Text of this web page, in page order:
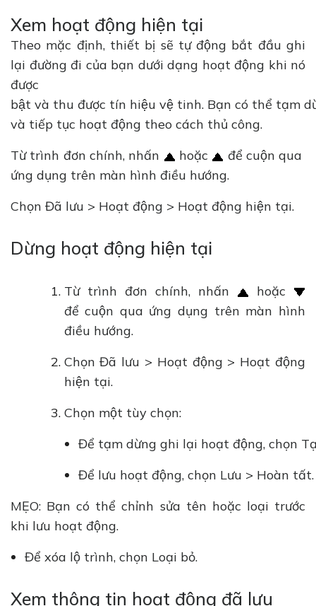
Xem hoạt động hiện tại
Theo mặc định, thiết bị sẽ tự động bắt đầu ghi
lại đường đi của bạn dưới dạng hoạt động khi nó
được
bật và thu được tín hiệu vệ tinh. Bạn có thể tạm
và tiếp tục hoạt động theo cách thủ công.
Từ trình đơn chính, nhấn
hoặc
để cuộn qua
ứng dụng trên màn hình điều hướng.
Chọn Đã lưu > Hoạt động > Hoạt động hiện tại.
Dừng hoạt động hiện tại
Từ trình đơn chính, nhấn
hoặc
để cuộn qua ứng dụng trên màn hình
điều hướng.
Chọn Đã lưu > Hoạt động > Hoạt động
hiện tại.
Chọn một tùy chọn:
Để tạm dừng ghi lại hoạt động, chọn
Để lưu hoạt động, chọn Lưu > Hoàn tất.
MẸO: Bạn có thể chỉnh sửa tên hoặc loại trước
khi lưu hoạt động.
Để xóa lộ trình, chọn Loại bỏ.
Xem thông tin hoạt động đã lưu